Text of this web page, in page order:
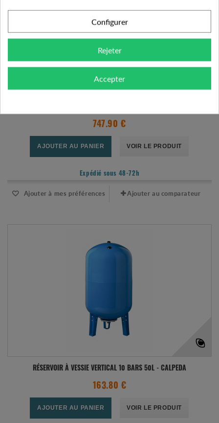
747.90 €
AJOUTER AU PANIER VOIR LE PRODUIT
Expédié sous 48-72h
Ajouter à mes préférences Ajouter au comparateur
RÉSERVOIR À VESSIE VERTICAL 10 BARS 50L - CALPEDA
163.80 €
AJOUTER AU PANIER VOIR LE PRODUIT
Configurer
Rejeter
Accepter